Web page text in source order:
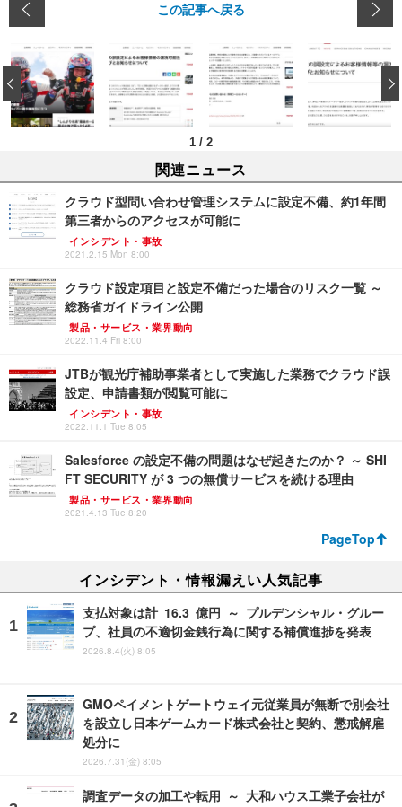
この記事へ戻る
1 / 2
‹
関連ニュース
クラウド型問い合わせ管理システムに設定不備、約1年間
第三者からのアクセスが可能に
インシデント・事故
2021.2.15 Mon 8:00
クラウド設定項目と設定不備だった場合のリスク一覧 ～
総務省ガイドライン公開
製品・サービス・業界動向
2022.11.4 Fri 8:00
JTBが観光庁補助事業者として実施した業務でクラウド誤
設定、申請書類が閲覧可能に
インシデント・事故
2022.11.1 Tue 8:05
Salesforce の設定不備の問題はなぜ起きたのか？ ～ SHI
FT SECURITY が 3 つの無償サービスを続ける理由
製品・サービス・業界動向
2021.4.13 Tue 8:20
PageTop
インシデント・情報漏えい人気記事
支払対象は計 16.3 億円 ～ プルデンシャル・グルー
プ、社員の不適切金銭行為に関する補償進捗を発表
2026.8.4(火) 8:05
GMOペイメントゲートウェイ元従業員が無断で別会社
を設立し日本ゲームカード株式会社と契約、懲戒解雇
処分に
2026.7.31(金) 8:05
調査データの加工や転用 ～ 大和ハウス工業子会社が